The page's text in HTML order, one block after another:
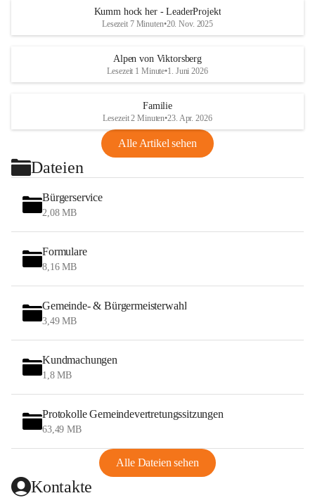
Kumm hock her - LeaderProjekt
Lesezeit 7 Minuten•20. Nov. 2025
Alpen von Viktorsberg
Lesezeit 1 Minute•1. Juni 2026
Familie
Lesezeit 2 Minuten•23. Apr. 2026
Alle Artikel sehen
Dateien
Bürgerservice
2,08 MB
Formulare
8,16 MB
Gemeinde- & Bürgermeisterwahl
3,49 MB
Kundmachungen
1,8 MB
Protokolle Gemeindevertretungssitzungen
63,49 MB
Alle Dateien sehen
Kontakte